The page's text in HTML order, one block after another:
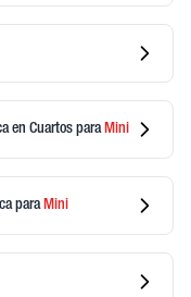
en Cuartos para Mini
para Mini